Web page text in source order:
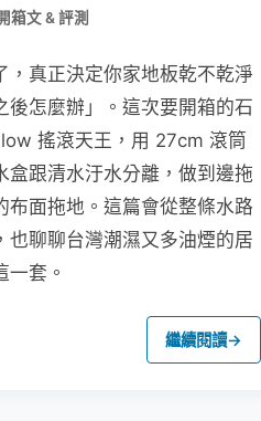
箱文 & 評測
，真正決定你家地板乾不乾淨
後怎麼辦」。這次要開箱的石
搖滾天王，用 27cm 滾筒
盒跟清水汙水分離，做到邊拖
布面拖地。這篇會從整條水路
也聊聊台灣潮濕又多油煙的居
一套。
繼續閱讀→